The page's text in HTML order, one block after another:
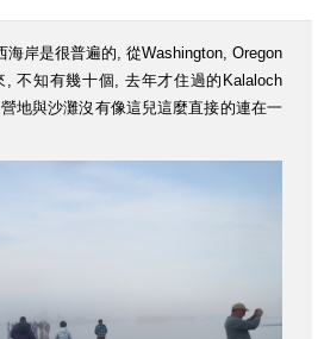
海岸是很普遍的, 從Washington, Oregon
, 不知有幾十個, 去年才住過的Kalaloch
地與沙灘沒有像這兒這麼直接的連在一